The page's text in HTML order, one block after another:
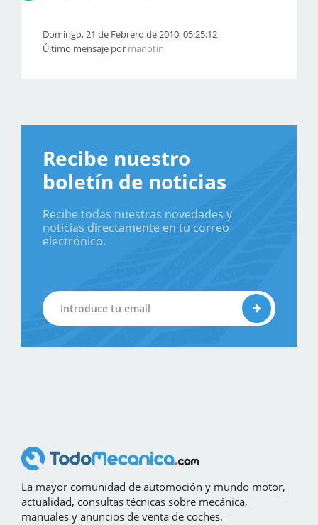
Domingo, 21 de Febrero de 2010, 05:25:12
Último mensaje por manotin
Recibe nuestro
boletín de noticias
Recibe todas nuestras novedades y
noticias directamente en tu correo
electrónico.
La mayor comunidad de automoción y mundo motor,
actualidad, consultas técnicas sobre mecánica,
manuales y anuncios de venta de coches.